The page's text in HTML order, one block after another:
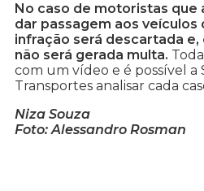
No caso de motoristas que
dar passagem aos
infração será descartada
não será gerada multa.
com um vídeo e é possível a
Transportes analisar cada
Niza Souza
Foto: Alessandro Rosman